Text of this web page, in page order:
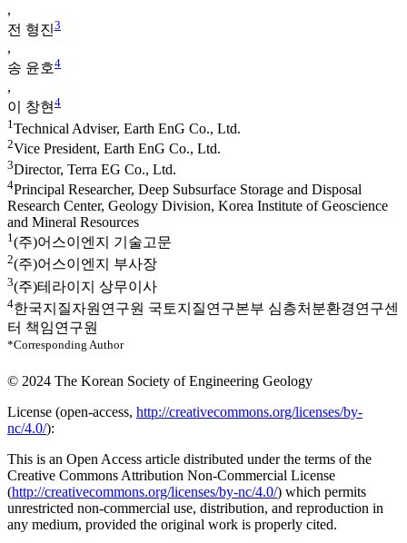
,
전 형진3
,
송 윤호4
,
이 창현 4
1 Technical Adviser, Earth EnG Co., Ltd.
2Vice President, Earth EnG Co., Ltd.
3Director, Terra EG Co., Ltd.
4Principal Researcher, Deep Subsurface Storage and Disposal
Research Center, Geology Division, Korea Institute of Geoscience
and Mineral Resources
1(주)어스이엔지 기술고문
2(주)어스이엔지 부사장
3(주)테라이지 상무이사
4한국지질자원연구원 국토지질연구본부 심층처분환경연구센
터 책임연구원
*Corresponding Author
© 2024 The Korean Society of Engineering Geology
License (open-access, http://creativecommons.org/licenses/by-
nc/4.0/):
This is an Open Access article distributed under the terms of the
Creative Commons Attribution Non-Commercial License
(http://creativecommons.org/licenses/by-nc/4.0/) which permits
unrestricted non-commercial use, distribution, and reproduction in
any medium, provided the original work is properly cited.